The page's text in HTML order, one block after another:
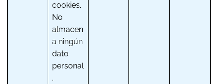
cookies.
No
almacen
a ningún
dato
personal
.